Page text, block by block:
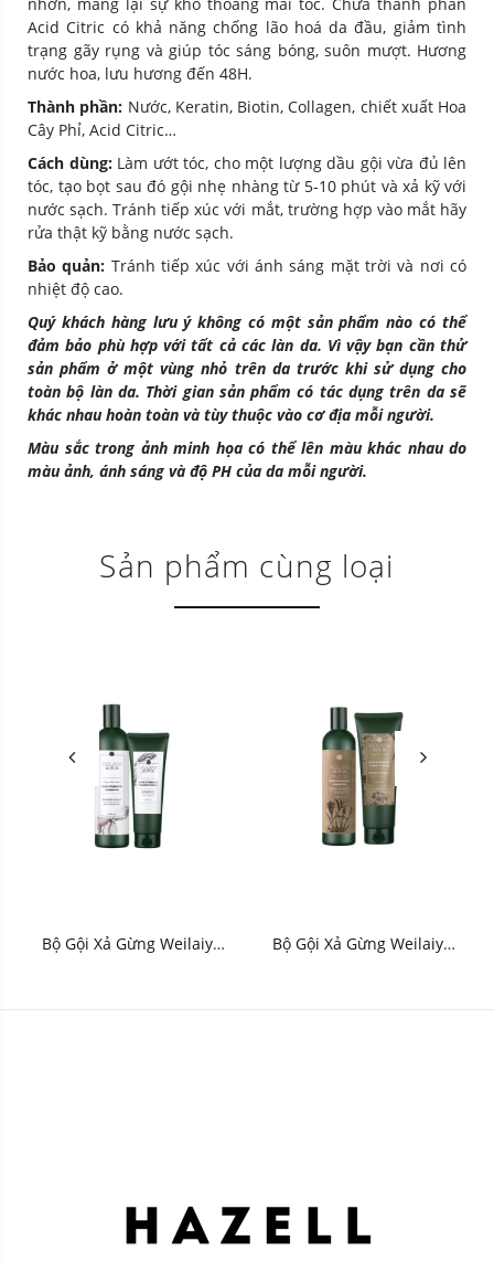
nhờn, mang lại sự khô thoáng mái tóc. Chứa thành phần
Acid Citric có khả năng chống lão hoá da đầu, giảm tình
trạng gãy rụng và giúp tóc sáng bóng, suôn mượt. Hương
nước hoa, lưu hương đến 48H.
Thành phần: Nước, Keratin, Biotin, Collagen, chiết xuất Hoa
Cây Phỉ, Acid Citric…
Cách dùng:Làm ướt tóc, cho một lượng dầu gội vừa đủ lên
tóc, tạo bọt sau đó gội nhẹ nhàng từ 5-10 phút và xả kỹ với
nước sạch. Tránh tiếp xúc với mắt, trường hợp vào mắt hãy
rửa thật kỹ bằng nước sạch.
Bảo quản: Tránh tiếp xúc với ánh sáng mặt trời và nơi có
nhiệt độ cao.
Quý khách hàng lưu ý không có một sản phẩm nào có thể
đảm bảo phù hợp với tất cả các làn da. Vì vậy bạn cần thử
sản phẩm ở một vùng nhỏ trên da trước khi sử dụng cho
toàn bộ làn da. Thời gian sản phẩm có tác dụng trên da sẽ
khác nhau hoàn toàn và tùy thuộc vào cơ địa mỗi người.
Màu sắc trong ảnh minh họa có thể lên màu khác nhau do
màu ảnh, ánh sáng và độ PH của da mỗi người.
Sản phẩm cùng loại
Bộ Gội Xả Gừng Weilaiya
Bộ Gội Xả Gừng Weilaiya